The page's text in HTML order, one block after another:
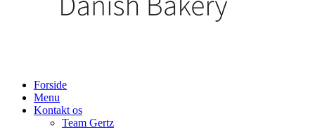
Forside
Menu
Kontakt os
Team Gertz